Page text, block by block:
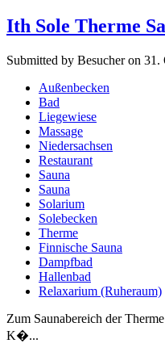
Ith Sole Therme
Submitted by Besucher on
Außenbecken
Bad
Liegewiese
Massage
Niedersachsen
Restaurant
Sauna
Sauna
Solarium
Solebecken
Therme
Finnische Sauna
Dampfbad
Hallenbad
Relaxarium (Ruheraum)
Zum Saunabereich der
K�...